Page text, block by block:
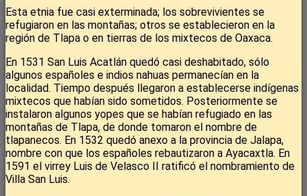
Esta etnia fue casi exterminada; los sobrevivientes se
refugiaron en las montañas; otros se establecieron en la
región de Tlapa o en tierras de los mixtecos de Oaxaca.
En 1531 San Luis Acatlán quedó casi deshabitado, sólo
algunos españoles e indios nahuas permanecían en la
localidad. Tiempo después llegaron a establecerse indígenas
mixtecos que habían sido sometidos. Posteriormente se
instalaron algunos yopes que se habían refugiado en las
montañas de Tlapa, de donde tomaron el nombre de
tlapanecos. En 1532 quedó anexo a la provincia de Jalapa,
nombre con que los españoles rebautizaron a Ayacaxtla. En
1591 el virrey Luis de Velasco II ratificó el nombramiento de
Villa San Luis.